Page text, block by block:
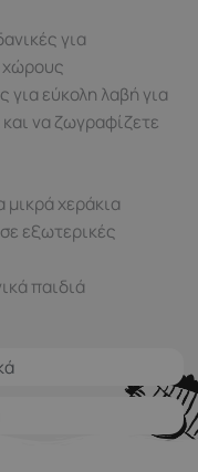
για
χώρους
για εύκολη λαβή για
να ζωγραφίζετε
μικρά χεράκια
εξωτερικές
παιδιά